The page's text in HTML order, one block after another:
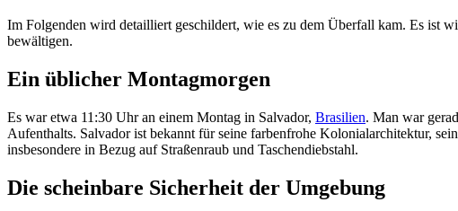
Im Folgenden wird detailliert geschildert, wie es zu dem Überfall kam. Es ist
bewältigen.
Ein üblicher Montagmorgen
Es war etwa 11:30 Uhr an einem Montag in Salvador, Brasilien. Man war
Aufenthalts. Salvador ist bekannt für seine farbenfrohe Kolonialarchitektur,
insbesondere in Bezug auf Straßenraub und Taschendiebstahl.
Die scheinbare Sicherheit der Umgebung